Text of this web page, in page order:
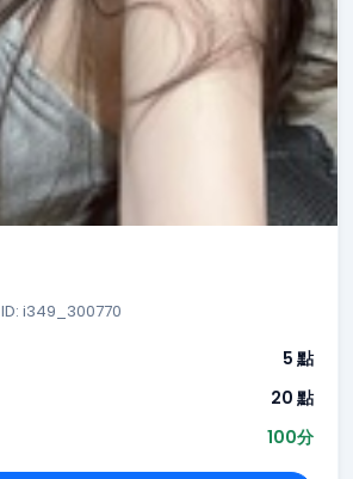
ID: i349_300770
5 點
20 點
100分